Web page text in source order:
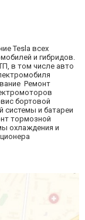
Tesla всех
и гибридов.
в том числе авто
Ремонт
бортовой
системы и батареи
тормозной
охлаждения и